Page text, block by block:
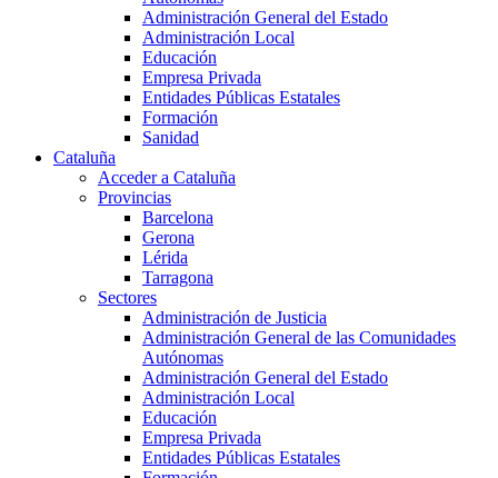
Administración General del Estado
Administración Local
Educación
Empresa Privada
Entidades Públicas Estatales
Formación
Sanidad
Cataluña
Acceder a Cataluña
Provincias
Barcelona
Gerona
Lérida
Tarragona
Sectores
Administración de Justicia
Administración General de las Comunidades
Autónomas
Administración General del Estado
Administración Local
Educación
Empresa Privada
Entidades Públicas Estatales